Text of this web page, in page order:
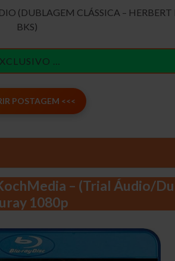
(DUBLAGEM CLÁSSICA – HERBERT
BKS)
…
POSTAGEM <<<
– (Trial Áudio/
1080p